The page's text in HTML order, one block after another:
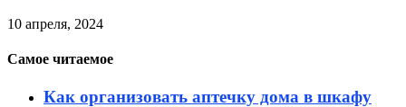
10 апреля, 2024
Самое читаемое
Как организовать аптечку дома в шкафу